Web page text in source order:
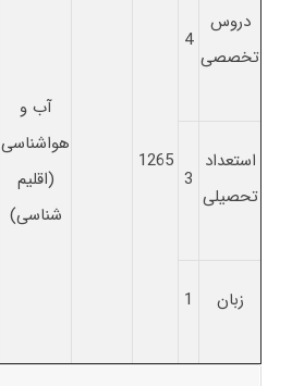
دروس
تخصصی
4
1265
آب و
هواشناسی
(اقلیم
شناسی)
استعداد
تحصیلی
3
زبان 1